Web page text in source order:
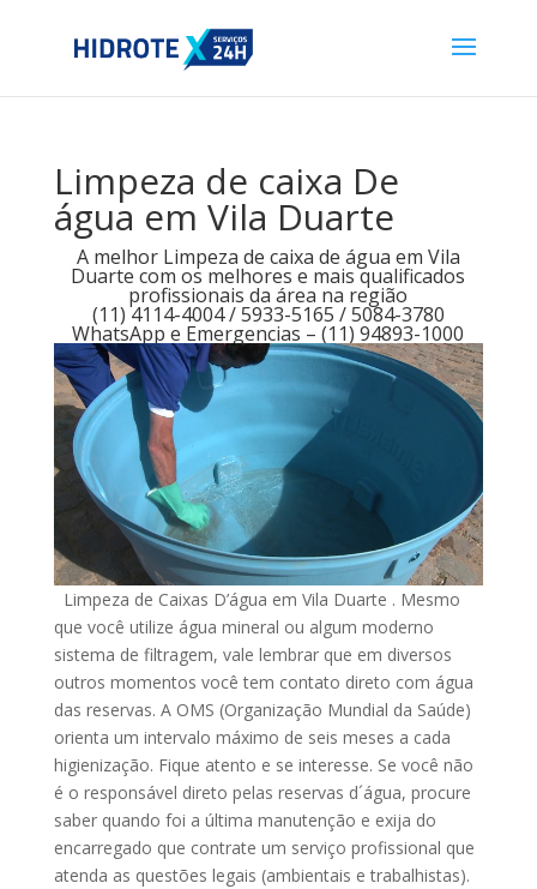
Limpeza de caixa De
água em Vila Duarte
A melhor Limpeza de caixa de água em Vila
Duarte com os melhores e mais qualificados
profissionais da área na região
(11) 4114-4004 / 5933-5165 / 5084-3780
WhatsApp e Emergencias – (11) 94893-1000
Limpeza de Caixas D’água em Vila Duarte . Mesmo
que você utilize água mineral ou algum moderno
sistema de filtragem, vale lembrar que em diversos
outros momentos você tem contato direto com água
das reservas. A OMS (Organização Mundial da Saúde)
orienta um intervalo máximo de seis meses a cada
higienização. Fique atento e se interesse. Se você não
é o responsável direto pelas reservas d´água, procure
saber quando foi a última manutenção e exija do
encarregado que contrate um serviço profissional que
atenda as questões legais (ambientais e trabalhistas).